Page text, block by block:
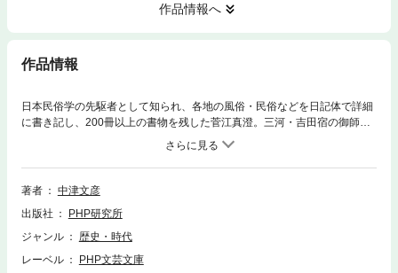
作品情報へ
作品情報
日本民俗学の先駆者として知られ、各地の風俗・民俗などを日記体で詳細
に書き記し、200冊以上の書物を残した菅江真澄。三河・吉田宿の御師の
次男に生まれ、国学者で藩の御用商人でもあった植田義方のもとで勉学に
勤しんだ彼は、岡崎へ出て和歌を、名古屋では絵画と本草学を身につけた
後、30歳で古里を後にして長い旅に出る。当時は、天明の大飢饉や浅間山
の大噴火などの天変地異、賄賂にまみれ、幕府を意のままに動かす老中・
ど、幕藩体制が大きく揺らいだ激動の時代だった。そんな中、彼は何を求
めて、信濃、出羽、陸奥、そして蝦夷地へと旅をしたのか——。彼を蝦夷
わず、生涯を旅に生きざるをえなかった菅江真澄の虚実入り交じった人生
著者
中津文彦
出版社
PHP研究所
ジャンル
歴史・時代
レーベル
PHP文芸文庫